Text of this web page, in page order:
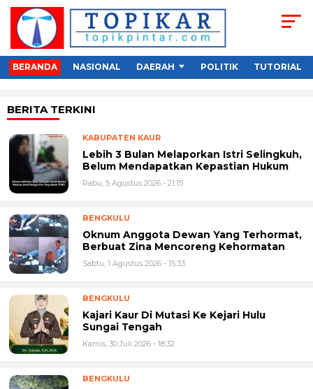
BERANDA NASIONAL DAERAH POLITIK TUTORIAL
BERITA TERKINI
KABUPATEN KAUR
Lebih 3 Bulan Melaporkan Istri Selingkuh,
Belum Mendapatkan Kepastian Hukum
Rabu, 5 Agustus 2026 - 21:15
BENGKULU
Oknum Anggota Dewan Yang Terhormat,
Berbuat Zina Mencoreng Kehormatan
Sabtu, 1 Agustus 2026 - 15:33
BENGKULU
Kajari Kaur Di Mutasi Ke Kejari Hulu
Sungai Tengah
Kamis, 30 Juli 2026 - 18:32
BENGKULU